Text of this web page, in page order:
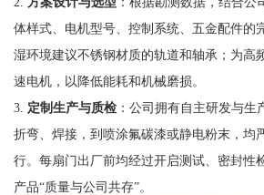
体样式、电机型号、控制系统、五金配件的
湿环境建议不锈钢材质的轨道和轴承；为高
速电机，以降低能耗和机械磨损。
3. 定制生产与质检：公司拥有自主研发与生
折弯、焊接，到喷涂氟碳漆或静电粉末，均
行。每扇门出厂前均经过开启测试、密封性
产品“质量与公司共存”。